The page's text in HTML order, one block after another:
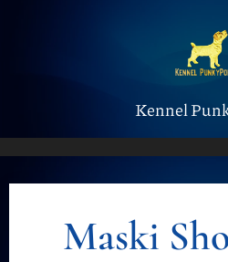
Kennel
Maski